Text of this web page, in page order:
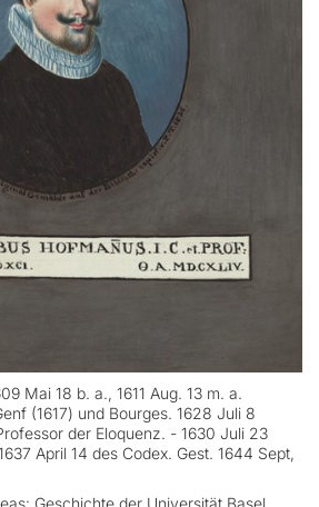
Mai 18 b. a., 1611 Aug. 13 m. a.
(1617) und Bourges. 1628 Juli 8
der Eloquenz. - 1630 Juli 23
April 14 des Codex. Gest. 1644 Sept,
Geschichte der Universität Basel